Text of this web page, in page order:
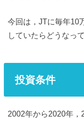
今回は，JTに毎年10
していたらどうなっ
投資条件
2002年から2020年